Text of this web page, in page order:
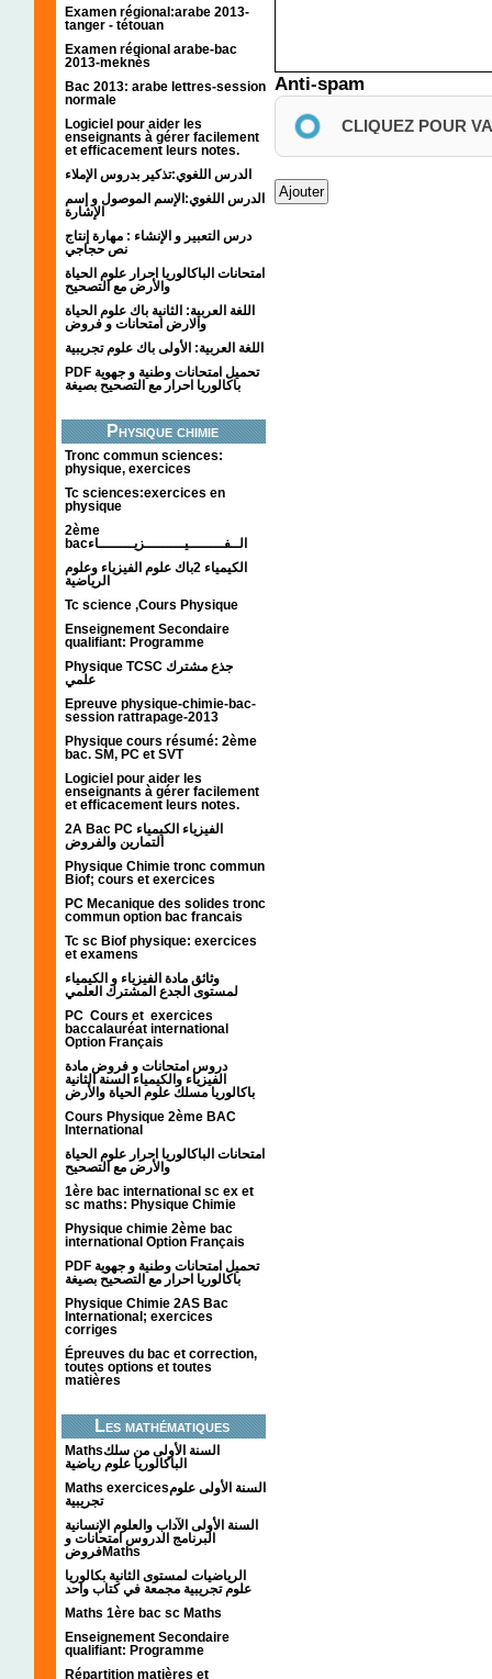
Examen régional:arabe 2013-
tanger - tétouan
Examen régional arabe-bac
2013-meknès
Bac 2013: arabe lettres-session
normale
Logiciel pour aider les
enseignants à gérer facilement
et efficacement leurs notes.
الدرس اللغوي:تذكير بدروس الإملاء
الدرس اللغوي:الإسم الموصول و إسم
الإشارة
درس التعبير و الإنشاء : مهارة إنتاج
نص حجاجي
امتحانات الباكالوريا احرار علوم الحياة
والأرض مع التصحيح
اللغة العربية: الثانية باك علوم الحياة
والارض امتحانات و فروض
اللغة العربية: الأولى باك علوم تجريبية
PDF تحميل امتحانات وطنية و جهوية
باكالوريا احرار مع التصحيح بصيغة
Physique chimie
Tronc commun sciences:
physique, exercices
Tc sciences:exercices en
physique
2ème
bacالــفــــــــيـــــــــزيــــــــاء
الكيمياء 2باك علوم الفيزياء وعلوم
الرياضية
Tc science ,Cours Physique
Enseignement Secondaire
qualifiant: Programme
Physique TCSC جذع مشترك
علمي
Epreuve physique-chimie-bac-
session rattrapage-2013
Physique cours résumé: 2ème
bac. SM, PC et SVT
Logiciel pour aider les
enseignants à gérer facilement
et efficacement leurs notes.
2A Bac PC الفيزياء الكيمياء
التمارين والفروض
Physique Chimie tronc commun
Biof; cours et exercices
PC Mecanique des solides tronc
commun option bac francais
Tc sc Biof physique: exercices
et examens
وثائق مادة الفيزياء و الكيمياء
PC Cours et exercices
baccalauréat international
Option Français
دروس امتحانات و فروض مادة
الفيزياء والكيمياء السنة الثانية
باكالوريا مسلك علوم الحياة والأرض
Cours Physique 2ème BAC
International
امتحانات الباكالوريا احرار علوم الحياة
والأرض مع التصحيح
1ère bac international sc ex et
sc maths: Physique Chimie
Physique chimie 2ème bac
international Option Français
PDF تحميل امتحانات وطنية و جهوية
باكالوريا احرار مع التصحيح بصيغة
Physique Chimie 2AS Bac
International; exercices
corriges
Épreuves du bac et correction,
toutes options et toutes
matières
Les mathématiques
Mathsالسنة الأولى من سلك
الباكالوريا علوم رياضية
Maths exercicesالسنة الأولى علوم
تجريبية
السنة الأولى الآداب والعلوم الإنسانية
البرنامج الدروس امتحانات و
فروضMaths
الرياضيات لمستوى الثانية بكالوريا
علوم تجريبية مجمعة في كتاب واحد
Maths 1ère bac sc Maths
Enseignement Secondaire
qualifiant: Programme
Répartition matières et
Anti-spam
CLIQUEZ POUR